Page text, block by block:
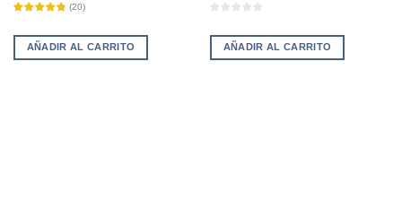
(20)
AÑADIR AL CARRITO AÑADIR AL CARRITO